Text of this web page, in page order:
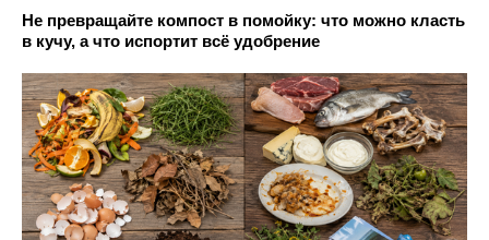
Не превращайте компост в помойку: что можно класть
в кучу, а что испортит всё удобрение